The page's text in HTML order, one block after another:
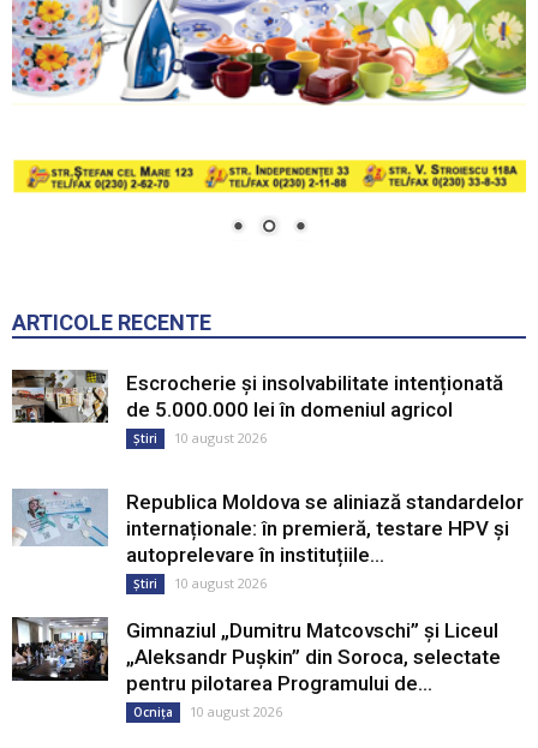
ARTICOLE RECENTE
Escrocherie și insolvabilitate intenționată
de 5.000.000 lei în domeniul agricol
Știri 10 august 2026
Republica Moldova se aliniază standardelor
internaționale: în premieră, testare HPV și
autoprelevare în instituțiile...
Știri 10 august 2026
Gimnaziul „Dumitru Matcovschi” și Liceul
„Aleksandr Pușkin” din Soroca, selectate
pentru pilotarea Programului de...
Ocnița 10 august 2026